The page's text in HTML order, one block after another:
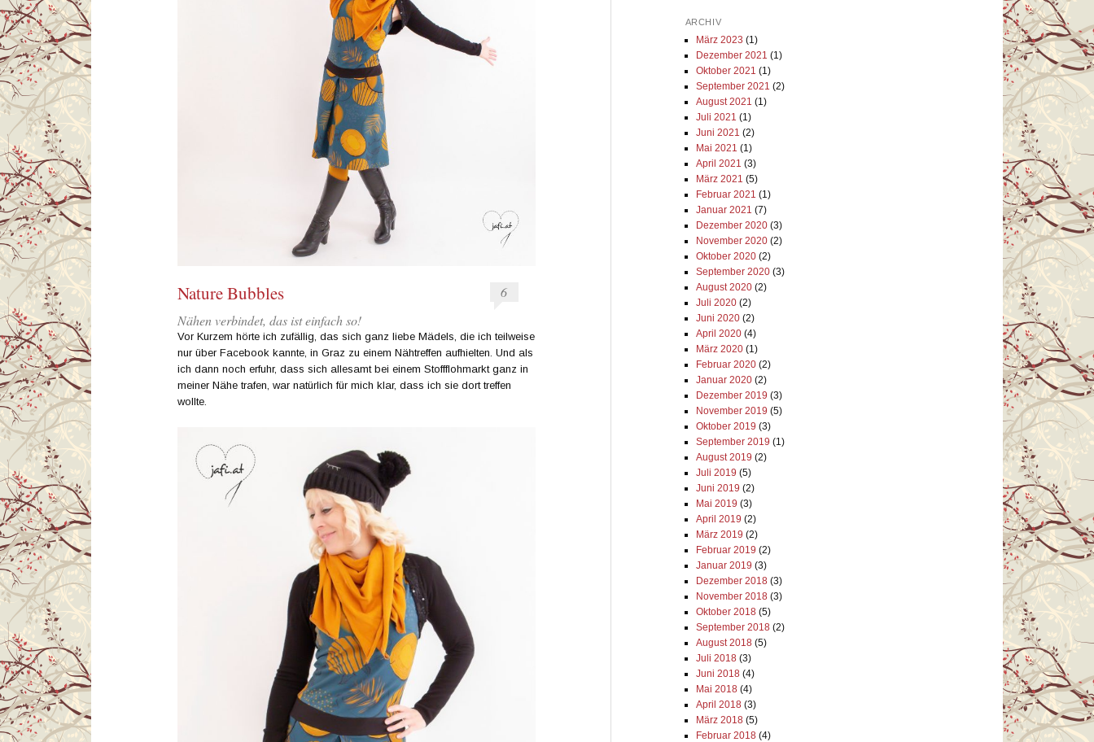
Nature Bubbles
6
Nähen verbindet, das ist einfach so!
Vor Kurzem hörte ich zufällig, das sich ganz liebe Mädels, die ich teilweise
nur über Facebook kannte, in Graz zu einem Nähtreffen aufhielten. Und als
ich dann noch erfuhr, dass sich allesamt bei einem Stoffflohmarkt ganz in
meiner Nähe trafen, war natürlich für mich klar, dass ich sie dort treffen
wollte.
ARCHIV
März 2023 (1)
Dezember 2021 (1)
Oktober 2021 (1)
September 2021 (2)
August 2021 (1)
Juli 2021 (1)
Juni 2021 (2)
Mai 2021 (1)
April 2021 (3)
März 2021 (5)
Februar 2021 (1)
Januar 2021 (7)
Dezember 2020(3)
November 2020(2)
Oktober 2020(2)
September 2020(3)
August 2020(2)
Juli 2020(2)
Juni 2020(2)
April 2020(4)
März 2020(1)
Februar 2020(2)
Januar 2020(2)
Dezember 2019 (3)
November 2019 (5)
Oktober 2019 (3)
September 2019 (1)
August 2019 (2)
Juli 2019 (5)
Juni 2019 (2)
Mai 2019 (3)
April 2019 (2)
März 2019 (2)
Februar 2019 (2)
Januar 2019 (3)
Dezember 2018(3)
November 2018(3)
Oktober 2018(5)
September 2018(2)
August 2018(5)
Juli 2018(3)
Juni 2018(4)
Mai 2018(4)
April 2018(3)
März 2018(5)
Februar 2018(4)